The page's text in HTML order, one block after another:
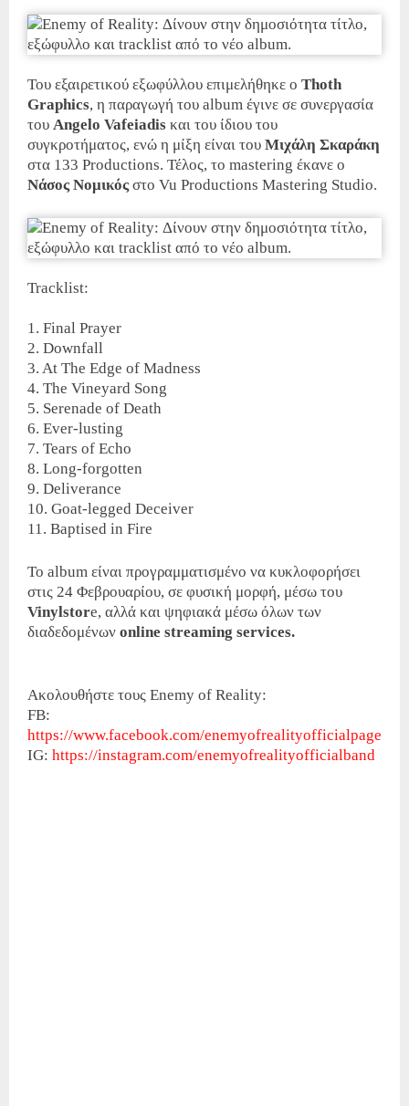
Του εξαιρετικού εξωφύλλου επιμελήθηκε ο Thoth
Graphics, η παραγωγή του album έγινε σε συνεργασία
του Angelo Vafeiadis και του ίδιου του
συγκροτήματος, ενώ η μίξη είναι του Μιχάλη Σκαράκη
στα 133 Productions. Τέλος, το mastering έκανε ο
Νάσος Νομικόςστο Vu Productions Mastering Studio.
Tracklist:
1. Final Prayer
2. Downfall
3. At The Edge of Madness
4. The Vineyard Song
5. Serenade of Death
6. Ever-lusting
7. Tears of Echo
8. Long-forgotten
9. Deliverance
10. Goat-legged Deceiver
11. Baptised in Fire ­
Το album είναι προγραμματισμένο να κυκλοφορήσει
στις 24 Φεβρουαρίου, σε φυσική μορφή, μέσω του
Vinylstore, αλλά και ψηφιακά μέσω όλων των
διαδεδομένων online streaming services.
Ακολουθήστε τους Enemy of Reality:
FB:
https://www.facebook.com/enemyofrealityofficialpage
IG: https://instagram.com/enemyofrealityofficialband